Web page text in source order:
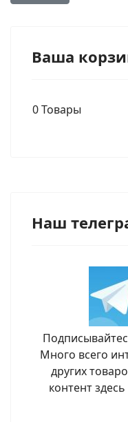
Ваша
0Товары
Наш
Много всего
других
контент здесь